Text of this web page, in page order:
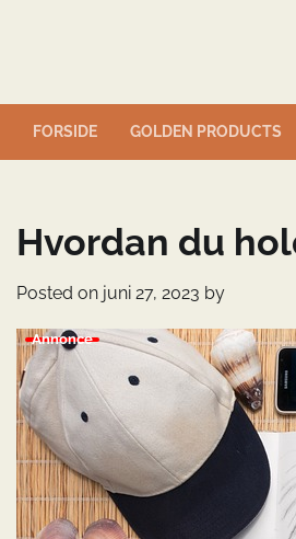
FORSIDE GOLDEN PRODUCTS
Hvordan du
Posted on juni 27, 2023 by
Annonce